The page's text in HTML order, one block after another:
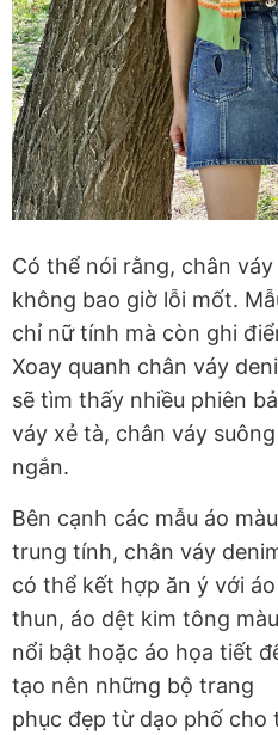
Có thể nói rằng, chân
không bao giờ lỗi mốt.
chỉ nữ tính mà còn ghi
Xoay quanh chân váy
sẽ tìm thấy nhiều phiên
váy xẻ tà, chân váy
ngắn.
Bên cạnh các mẫu áo màu
trung tính, chân váy
có thể kết hợp ăn ý với áo
thun, áo dệt kim tông màu
nổi bật hoặc áo họa tiết
tạo nên những bộ trang
phục đẹp từ dạo phố cho